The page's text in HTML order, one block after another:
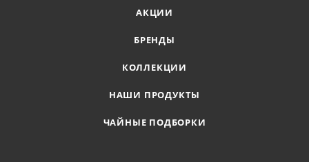
АКЦИИ
БРЕНДЫ
КОЛЛЕКЦИИ
НАШИ ПРОДУКТЫ
ЧАЙНЫЕ ПОДБОРКИ